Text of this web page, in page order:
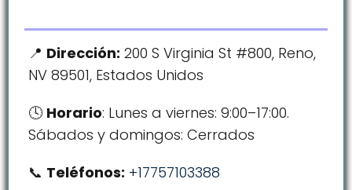
Dirección: 200 S Virginia St #800, Reno,
NV 89501, Estados Unidos
Horario: Lunes a viernes: 9:00–17:00.
Sábados y domingos: Cerrados
Teléfonos: +17757103388